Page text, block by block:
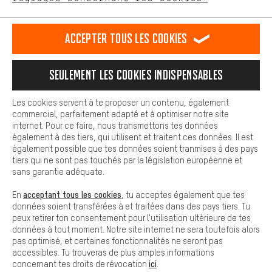
RÉSILIER LE CONTRAT Communauté d'Aix-la-Chapelle
Programme d'affiliation Mentions Légales Protection des données
Conditions générales de vente Plateforme d'Alerte
Reprise des batteries Corepile Paramètres de cookies
Modifier le contraste
Tous les prix s'entendent en euros (MwSt hors) plus les
frais de portpour la livraison versÉtats-Unis.
est plus confortable. Avec les cookies de confort, nous
Nous pouvons ainsi mettre à ta disposition d'autres contenus et
informations utiles. De plus, tu as la possibilité d'utiliser des
facilement les bons produits. Par exemple, nous proposons une
facilement aux questions.
Cookies de base
Les cookies de base garantissent que tu puisses utiliser les
fonctions de notre site web.
Accepter tous les cookies
Seulement les cookies indispensables
Les cookies servent à te proposer un contenu, également
commercial, parfaitement adapté et à optimiser notre site
internet. Pour ce faire, nous transmettons tes données
également à des tiers, qui utilisent et traitent ces données. Il est
également possible que tes données soient tranmises à des pays
tiers qui ne sont pas touchés par la législation européenne et
sans garantie adéquate.
En acceptant tous les cookies , tu acceptes également que tes
données soient transférées à et traitées dans des pays tiers. Tu
peux retirer ton consentement pour l'utilisation ultérieure de tes
données à tout moment. Notre site internet ne sera toutefois alors
pas optimisé, et certaines fonctionnalités ne seront pas
accessibles. Tu trouveras de plus amples informations
concernant tes droits de révocation ici